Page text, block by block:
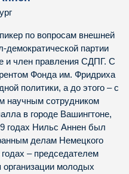
по вопросам внешней
демократической партии
и член правления СДПГ. С
Фонда им. Фридриха
политики, а до этого – с
научным сотрудником
в городе Вашингтоне,
годах Нильс Аннен был
делам Немецкого
– председателем
организации молодых